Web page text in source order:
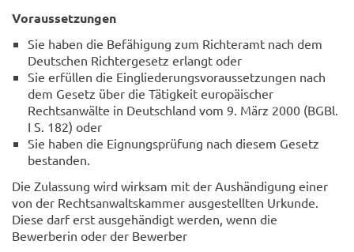
Voraussetzungen
Sie haben die Befähigung zum Richteramt nach dem
Deutschen Richtergesetz erlangt oder
Sie erfüllen die Eingliederungsvoraussetzungen nach
dem Gesetz über die Tätigkeit europäischer
Rechtsanwälte in Deutschland vom 9. März 2000 (BGBl.
I S. 182) oder
Sie haben die Eignungsprüfung nach diesem Gesetz
bestanden.
Die Zulassung wird wirksam mit der Aushändigung einer
von der Rechtsanwaltskammer ausgestellten Urkunde.
Diese darf erst ausgehändigt werden, wenn die
Bewerberin oder der Bewerber